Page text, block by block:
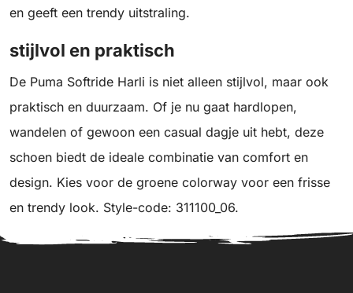
en geeft een trendy uitstraling.
stijlvol en praktisch
De Puma Softride Harli is niet alleen stijlvol, maar ook
praktisch en duurzaam. Of je nu gaat hardlopen,
wandelen of gewoon een casual dagje uit hebt, deze
schoen biedt de ideale combinatie van comfort en
design. Kies voor de groene colorway voor een frisse
en trendy look. Style-code: 311100_06.